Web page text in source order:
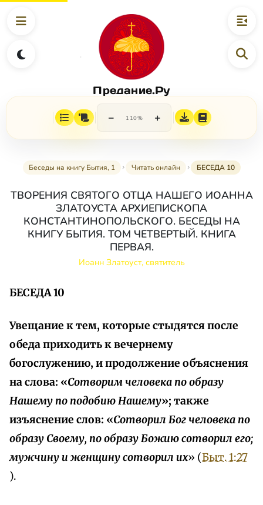
Предание.Ру
− 110% +
Беседы на книгу Бытия, 1 Читать онлайн БЕСЕДА 10
ТВОРЕНИЯ СВЯТОГО ОТЦА НАШЕГО ИОАННА
ЗЛАТОУСТА АРХИЕПИСКОПА
КОНСТАНТИНОПОЛЬСКОГО. БЕСЕДЫ НА
КНИГУ БЫТИЯ. ТОМ ЧЕТВЕРТЫЙ. КНИГА
ПЕРВАЯ.
Иоанн Златоуст, святитель
БЕСЕДА 10
Увещание к тем, которые стыдятся после
обеда приходить к вечернему
богослужению, и продолжение объяснения
на слова: «Сотворим человека по образу
Нашему по подобию Нашему»; также
изъяснение слов: «Сотворил Бог человека по
образу Своему, по образу Божию сотворил его;
мужчину и женщину сотворил их» (Быт. 1:27
).